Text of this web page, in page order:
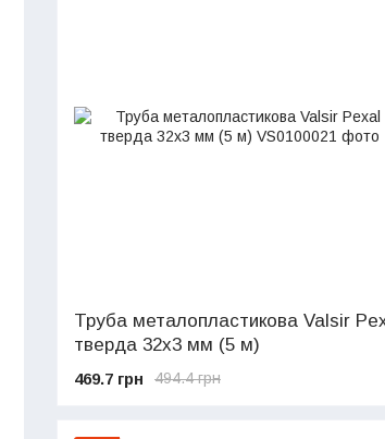
Труба металопластикова Valsir
тверда 32х3 мм (5 м)
494.4 грн
469.7 грн